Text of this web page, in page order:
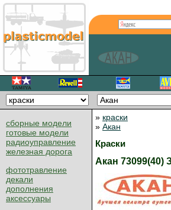
сборные модели
готовые модели
радиоуправление
железная дорога
фототравление
декали
дополнения
аксессуары
» краски
» Акан
Краски
Акан 73099(40)